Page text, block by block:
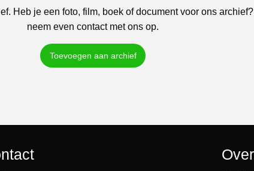
Heb je een foto, film, boek of document voor ons
neem even contact met ons op.
Toevoegen aan archief